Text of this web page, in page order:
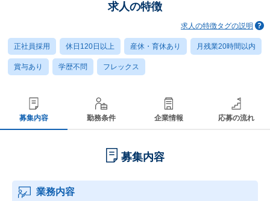
求人の特徴
求人の特徴タグの説明
正社員採用 休日120日以上 産休・育休あり 月残業20時間以内
賞与あり 学歴不問 フレックス
募集内容 勤務条件 企業情報 応募の流れ
募集内容
業務内容